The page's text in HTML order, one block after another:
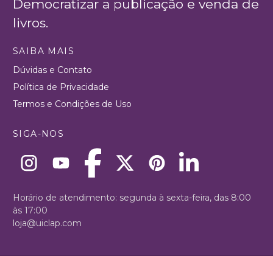
Democratizar a publicação e venda de
livros.
SAIBA MAIS
Dúvidas e Contato
Política de Privacidade
Termos e Condições de Uso
SIGA-NOS
Horário de atendimento: segunda à sexta-feira, das 8:00
às 17:00
loja@uiclap.com